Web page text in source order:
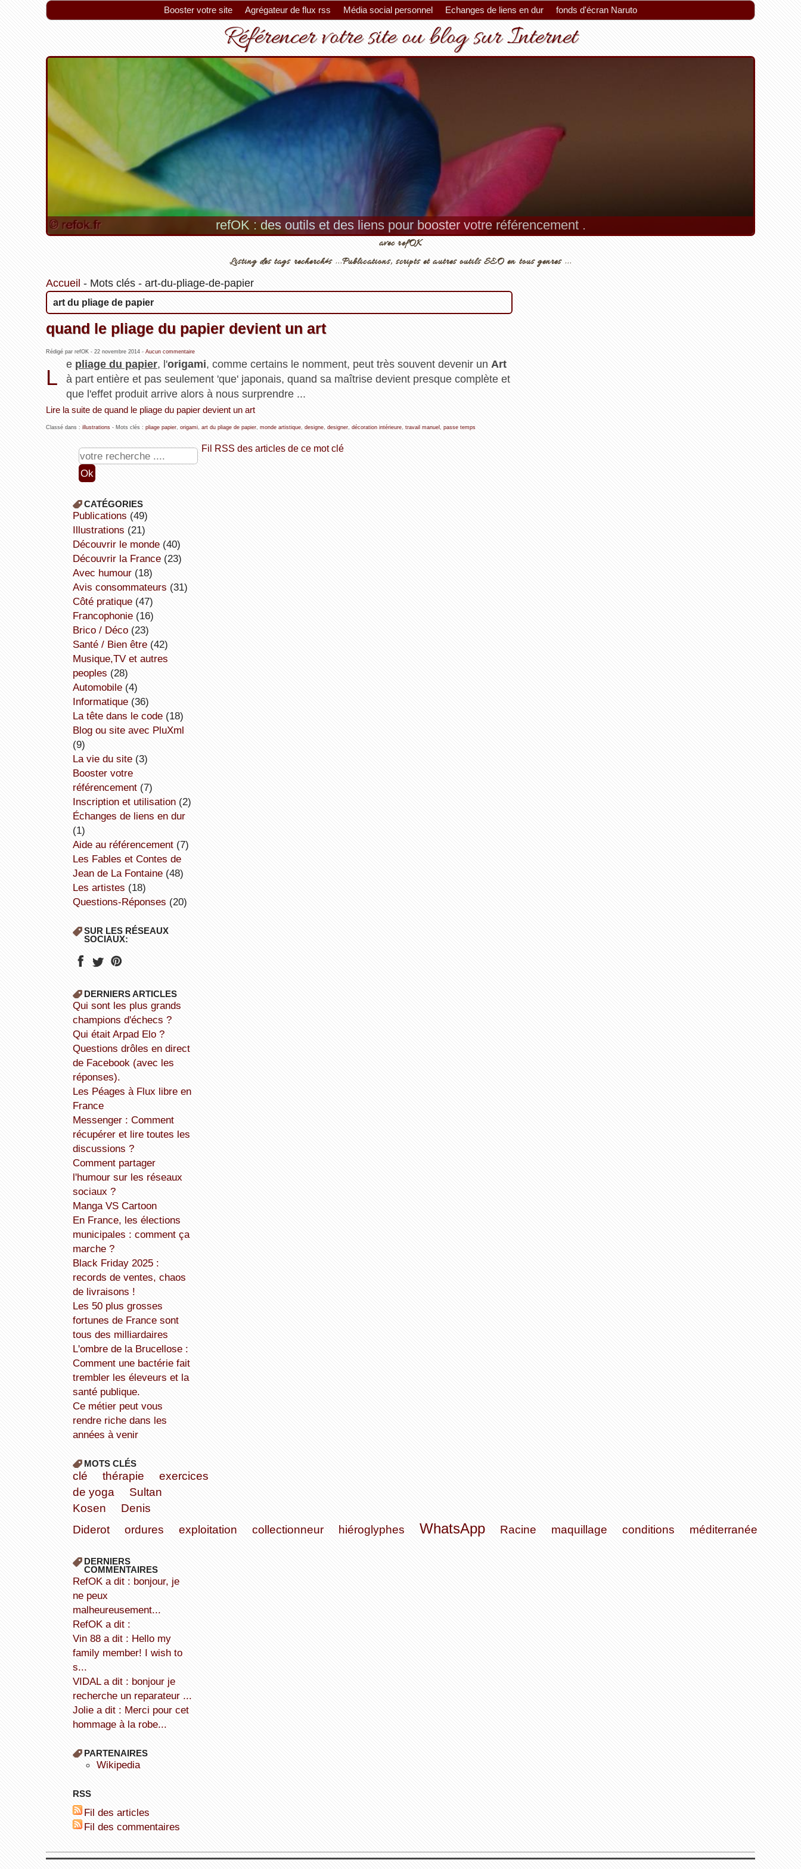
Booster votre site Agrégateur de flux rss Média social personnel Echanges de liens en dur fonds d'écran Naruto
Référencer votre site ou blog sur Internet
refOK : des outils et des liens pour booster votre référencement .
avec refOK
Listing des tags recherchés ...Publications, scripts et autres outils SEO en tous genres ...
Accueil - Mots clés- art-du-pliage-de-papier
art du pliage de papier
quand le pliage du papier devient un art
Rédigé par refOK - 22 novembre 2014- Aucun commentaire
L
e pliage du papier, l'origami, comme certains le nomment, peut très souvent devenir un Art
à part entière et pas seulement 'que' japonais, quand sa maîtrise devient presque complète et
que l'effet produit arrive alors à nous surprendre ...
Lire la suite de quand le pliage du papier devient un art
Classé dans : illustrations- Mots clés : pliage papier, origami, art du pliage de papier, monde artistique, designe, designer, décoration intérieure, travail manuel , passe temps
Fil RSS des articles de ce mot clé
CATÉGORIES
publications (49)
illustrations (21)
découvrir le monde(40)
découvrir la France(23)
avec humour(18)
avis consommateurs (31)
côté pratique(47)
Francophonie(16)
Brico / Déco(23)
Santé / Bien être(42)
Musique,TV et autres
peoples (28)
Automobile(4)
informatique(36)
la tête dans le code(18)
Blog ou site avec PluXml
(9)
la vie du site(3)
booster votre
référencement(7)
inscription et utilisation(2)
échanges de liens en dur
(1)
aide au référencement(7)
Les Fables et Contes de
Jean de La Fontaine(48)
Les artistes (18)
Questions-Réponses (20)
SUR LES RÉSEAUX
SOCIAUX:
DERNIERS ARTICLES
Qui sont les plus grands
champions d'échecs ?
Qui était Arpad Elo ?
Questions drôles en direct
de Facebook (avec les
réponses).
Les Péages à Flux libre en
France
Messenger : Comment
récupérer et lire toutes les
discussions ?
Comment partager
l'humour sur les réseaux
sociaux ?
Manga VS Cartoon
En France, les élections
municipales : comment ça
marche ?
Black Friday 2025 :
records de ventes, chaos
de livraisons !
Les 50 plus grosses
fortunes de France sont
tous des milliardaires
L'ombre de la Brucellose :
Comment une bactérie fait
trembler les éleveurs et la
santé publique.
Ce métier peut vous
rendre riche dans les
années à venir
MOTS CLÉS
clé thérapie
exercices
de yoga
Sultan
Kosen
Denis
Diderot
ordures exploitation collectionneur hiéroglyphes WhatsApp Racine maquillage conditions méditerranée
DERNIERS
COMMENTAIRES
refOK a dit : bonjour, je
ne peux
malheureusement...
refOK a dit :
Vin 88 a dit : Hello my
family member! I wish to
s...
VIDAL a dit : bonjour je
recherche un reparateur ...
Jolie a dit : Merci pour cet
hommage à la robe...
PARTENAIRES
wikipedia
RSS
Fil des articles
Fil des commentaires